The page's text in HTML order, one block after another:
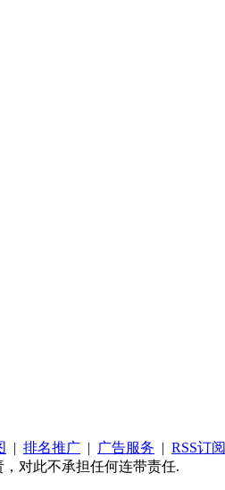
| 排名推广 | 广告服务 | RSS订阅
对此不承担任何连带责任.